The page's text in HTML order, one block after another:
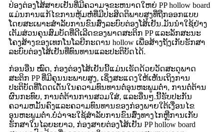
ປ່ອງຕ່ອງໂສ້ສາຍເຢັນທີ່ມີຄວາມຈຸຂະຫນາດໃຫຍ່ PP hollow board
ແມ່ນການແກ້ໄຂການຫຸ້ມຫໍ່ທີ່ມີປະສິດຕິພາບສູງທີ່ຖືກອອກແບບ
ໂດຍສະເພາະສໍາລັບການຂົນສົ່ງລະບົບຕ່ອງໂສ້ເຢັນ.ມັນນໍາໃຊ້ຢ່າງ
ເຕັມສ່ວນຄຸນສົມບັດທີ່ດີເລີດຂອງພາດສະຕິກ PP ແລະລັກສະນະ
ໂຄງສ້າງຂອງເທກໂນໂລຍີກະດານ hollow ເພື່ອສ້າງຖັງເກັບຮັກສາ
ລະບົບຕ່ອງໂສ້ເຢັນທີ່ທົນທານແລະປະຕິບັດໄດ້.
ກ່ອນອື່ນ ໝົດ, ກ່ອງຕ່ອງໂສ້ເຢັນນີ້ແມ່ນເຮັດດ້ວຍວັດສະດຸພາດ
ສະຕິກ PP ທີ່ມີຄຸນນະພາບສູງ, ເຊິ່ງສະແດງໃຫ້ເຫັນເຖິງການ
ປະຕິບັດທີ່ໂດດເດັ່ນໃນຄວາມທົນທານຕໍ່ອຸນຫະພູມຕໍ່າ, ການຕໍ່ຕ້ານ
ຜົນກະທົບ, ການຕໍ່ຕ້ານການສວມໃສ່, ແລະອື່ນໆ.ນີ້ຮັບປະກັນ
ຄວາມຫມັ້ນຄົງແລະຄວາມທົນທານຂອງກ່ອງພາຍໃຕ້ເງື່ອນໄຂ
ອຸນຫະພູມຕ່ໍາ.ບໍ່ວ່າຈະໃຊ້ສໍາລັບການຂົນສົ່ງທາງໄກຫຼືການເກັບ
ຮັກສາໃນໄລຍະຍາວ, ກ່ອງສາຍຕ່ອງໂສ້ເຢັນ PP hollow board